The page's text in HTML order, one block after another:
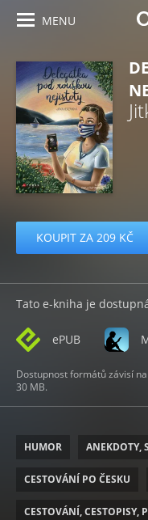
MENU
KOUPIT ZA 209 KČ
Tato e-kniha je
ePUB
Dostupnost formátů závisí
30 MB.
HUMOR ANEKDOTY,
CESTOVÁNÍ PO ČESKU
CESTOVÁNÍ, CESTOPISY,